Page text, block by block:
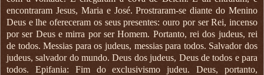
encontraram Jesus, Maria e José. Prostraram-se diante do Menino
Deus e lhe ofereceram os seus presentes: ouro por ser Rei, incenso
por ser Deus e mirra por ser Homem. Portanto, rei dos judeus, rei
de todos. Messias para os judeus, messias para todos. Salvador dos
judeus, salvador do mundo. Deus dos judeus, Deus de todos e para
todos. Epifania: Fim do exclusivismo judeu. Deus, portanto,